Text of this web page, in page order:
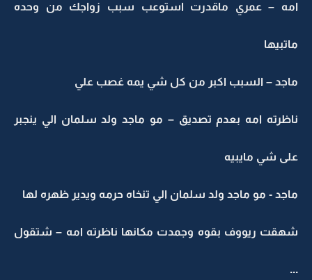
امه – عمري ماقدرت استوعب سبب زواجك من وحده
ماتبيها
ماجد – السبب اكبر من كل شي يمه غصب علي
ناظرته امه بعدم تصديق – مو ماجد ولد سلمان الي ينجبر
على شي مايبيه
ماجد - مو ماجد ولد سلمان الي تنخاه حرمه ويدير ظهره لها
شهقت ريووف بقوه وجمدت مكانها ناظرته امه – شتقول
...